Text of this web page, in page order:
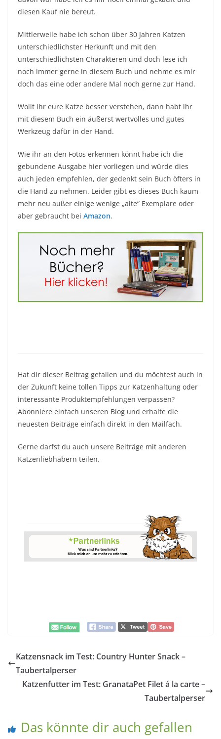
diesen Kauf nie bereut.
Mittlerweile habe ich schon über 30 Jahren Katzen
unterschiedlichster Herkunft und mit den
unterschiedlichsten Charakteren und doch lese ich
noch immer gerne in diesem Buch und nehme es mir
doch das eine oder andere Mal noch gerne zur Hand.
Wollt ihr eure Katze besser verstehen, dann habt ihr
mit diesem Buch ein äußerst wertvolles und gutes
Werkzeug dafür in der Hand.
Wie ihr an den Fotos erkennen könnt habe ich die
gebundene Ausgabe hier vorliegen und würde dies
auch jeden empfehlen, der gedenkt sein Buch öfters in
die Hand zu nehmen. Leider gibt es dieses Buch kaum
mehr neu außer einige wenige „alte“ Exemplare oder
aber gebraucht bei Amazon.
Hat dir dieser Beitrag gefallen und du möchtest auch in
der Zukunft keine tollen Tipps zur Katzenhaltung oder
interessante Produktempfehlungen verpassen?
Abonniere einfach unseren Blog und erhalte die
neuesten Beiträge einfach direkt in den Mailfach.
Gerne darfst du auch unsere Beiträge mit anderen
Katzenliebhabern teilen.
Katzensnack im Test: Country Hunter Snack –
Taubertalperser
Katzenfutter im Test: GranataPet Filet á la carte –
Taubertalperser
Das könnte dir auch gefallen